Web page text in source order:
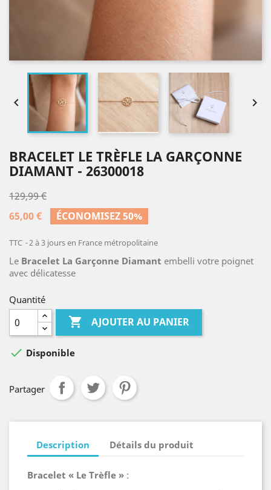
 
BRACELET LE TRÈFLE LA GARÇONNE
DIAMANT - 26300018
129,99 €
65,00 €
ÉCONOMISEZ 50%
TTC 2 à 3 jours en France métropolitaine
Le Bracelet La Garçonne Diamant embelli votre poignet
avec délicatesse
Quantité
 AJOUTER AU PANIER
 Disponible
Partager
Description Détails du produit
Bracelet « Le Trèfle » :